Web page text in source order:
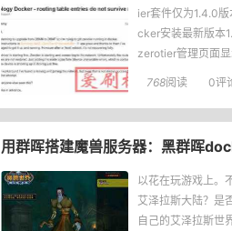
ier套件仅为1.4.0
cker安装最新版本
zerotier管理页面
768阅读 0评
用群晖搭建魔兽服务器：黑群晖
以花在玩游戏上。
艾泽拉斯大陆？是
自己的艾泽拉斯世